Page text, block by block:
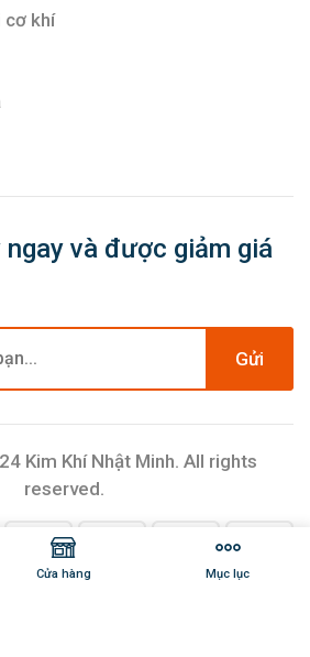
Cửa hàng Mục lục
cơ khí
ngay và được giảm giá
Gửi
Kim Khí Nhật Minh. All rights
reserved.